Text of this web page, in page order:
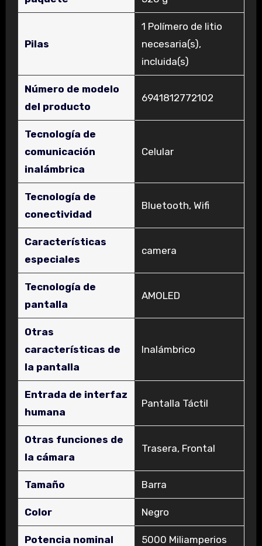
Pilas
‎1 Polímero de litio
necesaria(s),
incluida(s)
Número de modelo
del producto
‎6941812772102
Tecnología de
comunicación
inalámbrica
‎Celular
Tecnología de
conectividad
‎Bluetooth, Wifi
Características
especiales
‎camera
Tecnología de
pantalla
‎AMOLED
Otras
características de
la pantalla
‎Inalámbrico
Entrada de interfaz
humana
‎Pantalla Táctil
Otras funciones de
la cámara
‎Trasera, Frontal
Tamaño ‎Barra
Color ‎Negro
Potencia nominal
‎5000 Miliamperios